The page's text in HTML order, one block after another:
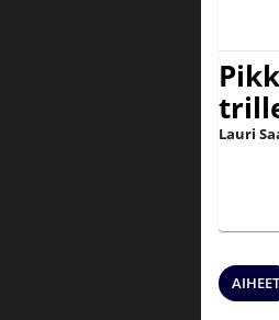
Lauri
AIHEET